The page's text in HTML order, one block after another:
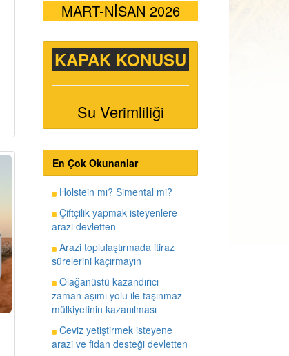
MART-NİSAN 2026
KAPAK KONUSU
Su Verimliliği
En Çok Okunanlar
Holstein mı? Simental mi?
Çiftçilik yapmak isteyenlere
arazi devletten
Arazi toplulaştırmada itiraz
sürelerini kaçırmayın
Olağanüstü kazandırıcı
zaman aşımı yolu ile taşınmaz
mülkiyetinin kazanılması
Ceviz yetiştirmek isteyene
arazi ve fidan desteği devletten